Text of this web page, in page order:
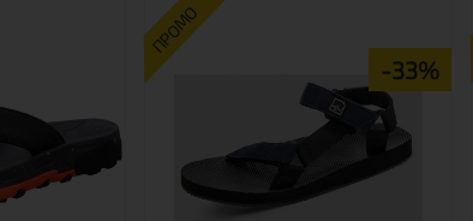
ПРОМО
-33%